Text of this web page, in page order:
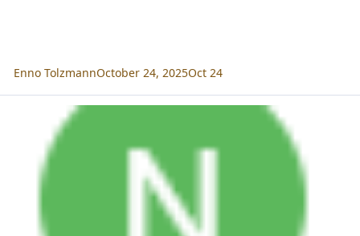
Enno TolzmannOctober 24, 2025Oct 24
8.0.156 (21. September 2022)